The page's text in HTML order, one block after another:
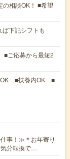
の相談OK！ ■希望
下記シフトも
■ご応募から最短2
OK ■扶養内OK ■
事！≫＊お年寄り
気分転換で…